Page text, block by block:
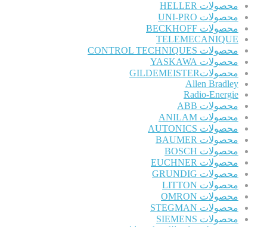
محصولات HELLER
محصولات UNI-PRO
محصولات BECKHOFF
TELEMECANIQUE
محصولات CONTROL TECHNIQUES
محصولات YASKAWA
محصولاتGILDEMEISTER
Allen Bradley
Radio-Energie
محصولات ABB
محصولات ANILAM
محصولات AUTONICS
محصولات BAUMER
محصولات BOSCH
محصولات EUCHNER
محصولات GRUNDIG
محصولات LITTON
محصولات OMRON
محصولات STEGMAN
محصولات SIEMENS